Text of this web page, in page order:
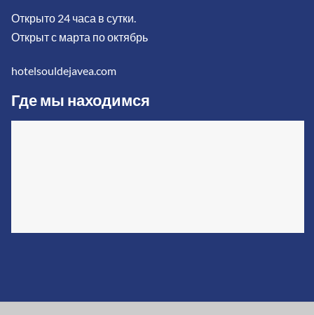
Открыто 24 часа в сутки.
Открыт с марта по октябрь
hotelsouldejavea.com
Где мы находимся